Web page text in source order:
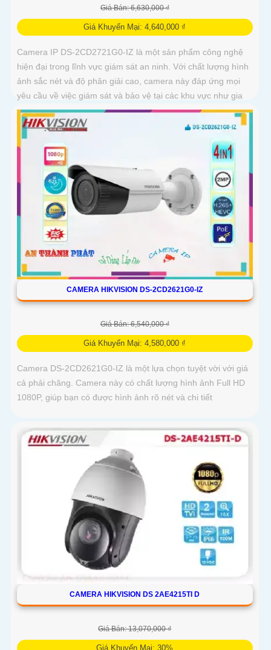
Giá Bán: 6,630,000 ₫
Giá Khuyến Mại: 4,640,000 ₫
Camera IP DS-2CD2721G0-IZ là một sản phẩm công nghệ
hiện đại trong lĩnh vực giám sát an ninh. Với chất lượng hình
ảnh sắc nét và độ phân giải cao, camera này đáp ứng mọi
yêu cầu về việc giám sát và bảo vệ tại các khu vực như gia
đình, văn phòng, cửa hàng và khách sạn
CAMERA HIKVISION DS-2CD2621G0-IZ
Giá Bán: 6,540,000 ₫
Giá Khuyến Mại: 4,580,000 ₫
Camera DS-2CD2621G0-IZ là một lựa chọn tuyệt vời với giá
cả phải chăng. Camera này có chất lượng hình ảnh Full HD
1080P, giúp bạn có được hình ảnh rõ nét và chi tiết
CAMERA HIKVISION DS 2AE4215TI D
Giá Bán: 13,070,000 ₫
Giá Khuyến Mại: 30%